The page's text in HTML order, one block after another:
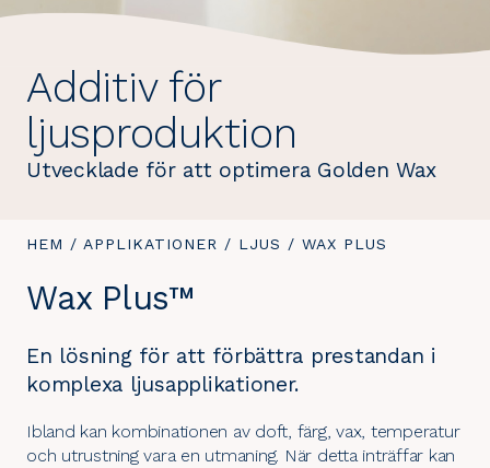
Additiv för
ljusproduktion
Utvecklade för att optimera Golden Wax
DU
HÄR:
HEM / APPLIKATIONER / LJUS / DU
WAX PLUS
Wax Plus™
En lösning för att förbättra prestandan i
komplexa ljusapplikationer.
Ibland kan kombinationen av doft, färg, vax, temperatur
och utrustning vara en utmaning. När detta inträffar kan